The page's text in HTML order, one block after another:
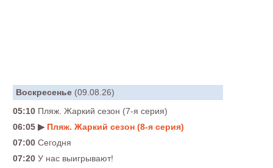
Воскресенье (09.08.26)
05:10 Пляж. Жаркий сезон (7-я серия)
06:05 ▶ Пляж. Жаркий сезон (8-я серия)
07:00 Сегодня
07:20 У нас выигрывают!